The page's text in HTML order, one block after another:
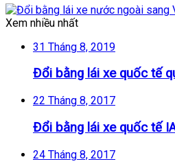
Xem nhiều nhất
31 Tháng 8, 2019
Đổi bằng lái xe quốc tế
22 Tháng 8, 2017
Đổi bằng lái xe quốc tế
24 Tháng 8, 2017